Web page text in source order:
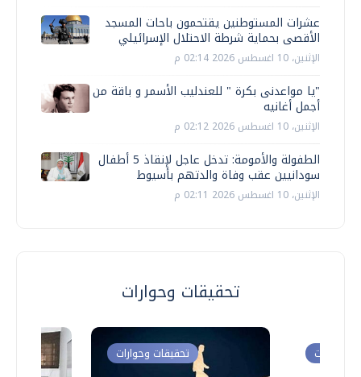
عشرات المستوطنين يقتحمون باحات المسجد
الأقصى بحماية شرطة الاحتلال الإسرائيلي
الإثنين، 10 اغسطس 2026 02:14 م
"يا مواعدنى بكرة " للعندليب الأسمر و باقة من
أجمل أغانيه
الإثنين، 10 اغسطس 2026 02:12 م
الطفولة والأمومة: تدخل عاجل لإنقاذ 5 أطفال
سودانيين عقب وفاة والدتهم بأسيوط
الإثنين، 10 اغسطس 2026 02:11 م
تحقيقات وحوارات
تحقيقات وحوارات وحوارات